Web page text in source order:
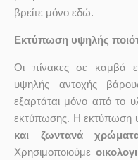
βρείτε μόνο εδώ.
Εκτύπωση υψηλής
Οι πίνακες σε καμβά
υψηλής αντοχής
εξαρτάται μόνο από το
εκτύπωσης. Η εκτύπωση
και ζωντανά
Χρησιμοποιούμε